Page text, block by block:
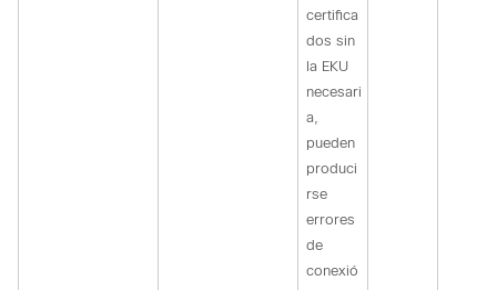
certifica
dos sin
la EKU
necesari
a,
pueden
produci
rse
errores
de
conexió